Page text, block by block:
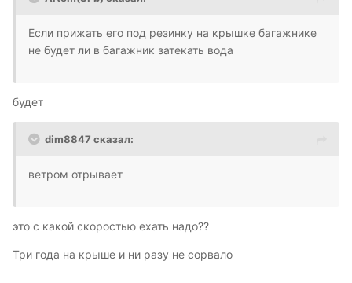
Если прижать его под резинку на крышке багажнике
не будет ли в багажник затекать вода
будет
dim8847 сказал:
ветром отрывает
это с какой скоростью ехать надо??
Три года на крыше и ни разу не сорвало